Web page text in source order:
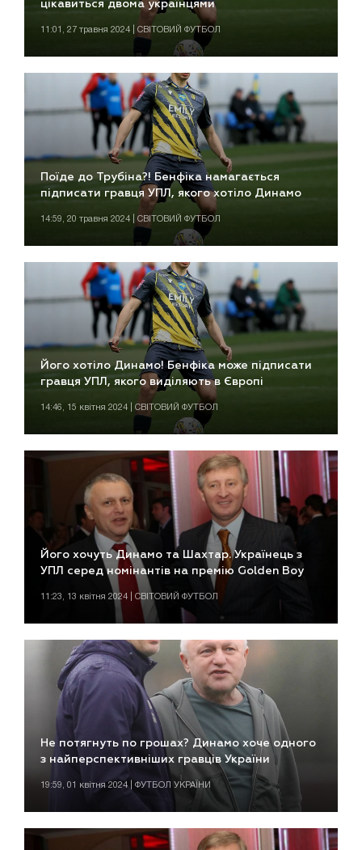
цікавиться двома українцями
11:01, 27 травня 2024 | СВІТОВИЙ ФУТБОЛ
Поїде до Трубіна?! Бенфіка намагається
підписати гравця УПЛ, якого хотіло Динамо
14:59, 20 травня 2024 | СВІТОВИЙ ФУТБОЛ
Його хотіло Динамо! Бенфіка може підписати
гравця УПЛ, якого виділяють в Європі
14:46, 15 квітня 2024 | СВІТОВИЙ ФУТБОЛ
Його хочуть Динамо та Шахтар. Українець з
УПЛ серед номінантів на премію Golden Boy
11:23, 13 квітня 2024 | СВІТОВИЙ ФУТБОЛ
Не потягнуть по грошах? Динамо хоче одного
з найперспективніших гравців України
19:59, 01 квітня 2024 | ФУТБОЛ УКРАЇНИ